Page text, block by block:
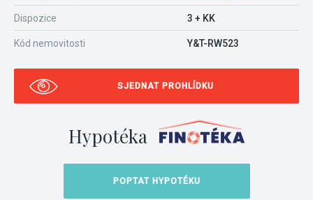
Dispozice 3 + KK
Kód nemovitosti Y&T-RW523
SJEDNAT PROHLÍDKU
Hypotéka
POPTAT HYPOTÉKU